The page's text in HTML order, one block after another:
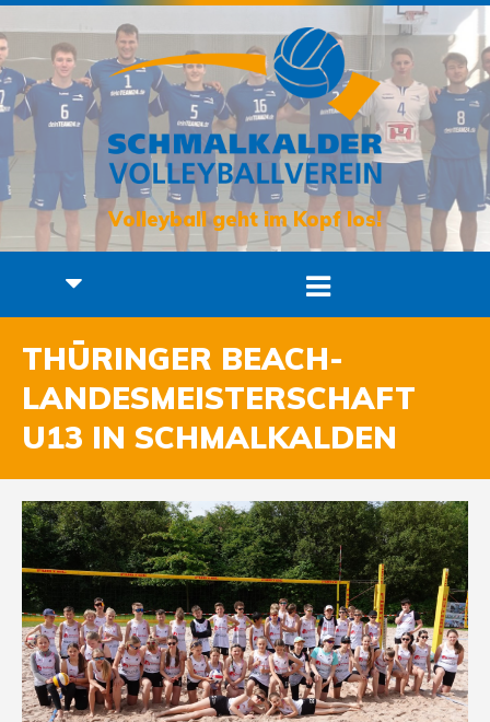
Volleyball geht im Kopf los!
THÜRINGER BEACH-
LANDESMEISTERSCHAFT
U13 IN SCHMALKALDEN